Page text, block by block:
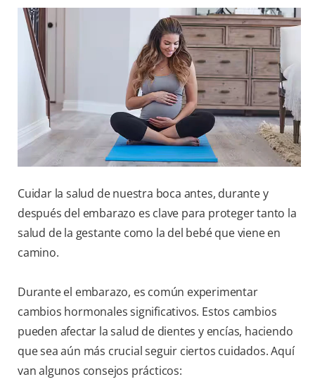
PARA PROFESIONALES
AR (ES)
SUSCRIBITE
Cuidar la salud de nuestra boca antes, durante y
después del embarazo es clave para proteger tanto la
salud de la gestante como la del bebé que viene en
camino.
Durante el embarazo, es común experimentar
cambios hormonales significativos. Estos cambios
pueden afectar la salud de dientes y encías, haciendo
que sea aún más crucial seguir ciertos cuidados. Aquí
van algunos consejos prácticos: